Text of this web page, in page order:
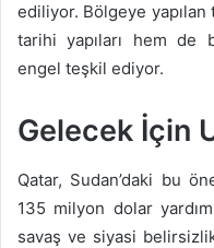
ediliyor. Bölgeye yapılan
tarihi yapıları hem de
engel teşkil ediyor.
Gelecek İçin
Qatar, Sudan’daki bu
135 milyon dolar
savaş ve siyasi